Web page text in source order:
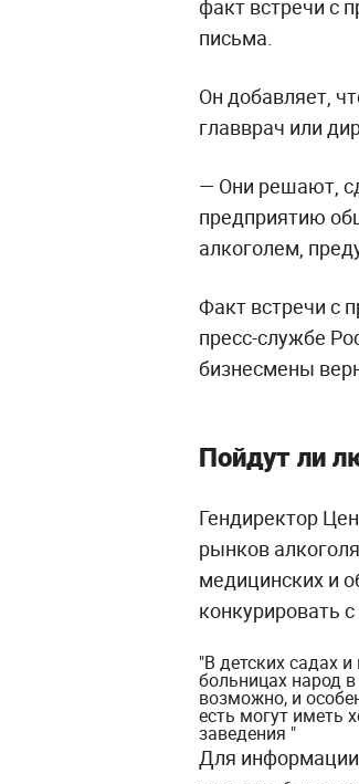
факт встречи с
письма.
Он добавляет,
главврач или
— Они решают,
предприятию
алкоголем,
Факт встречи с
пресс-службе
бизнесмены
Пойдут ли
Гендиректор
рынков
медицинских и
конкурировать
"В детских садах
больницах народ
возможно, и
есть могут иметь
заведения "
Для